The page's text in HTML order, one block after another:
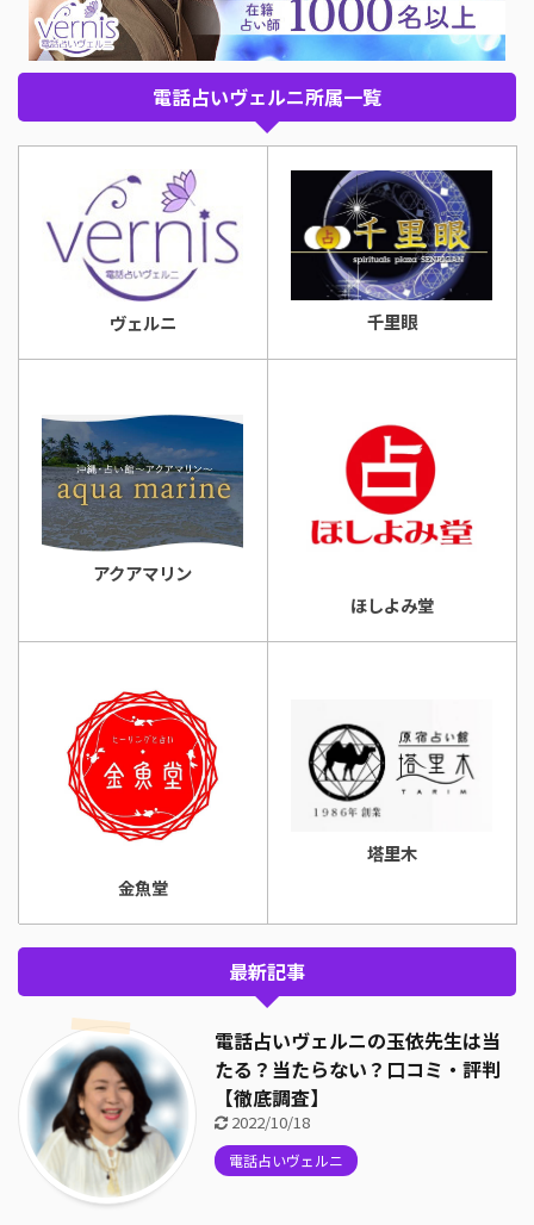
電話占いヴェルニ所属一覧
ヴェルニ 千里眼
アクアマリン
ほしよみ堂
金魚堂
塔里木
最新記事
電話占いヴェルニの玉依先生は当
たる？当たらない？口コミ・評判
【徹底調査】
2022/10/18
電話占いヴェルニ